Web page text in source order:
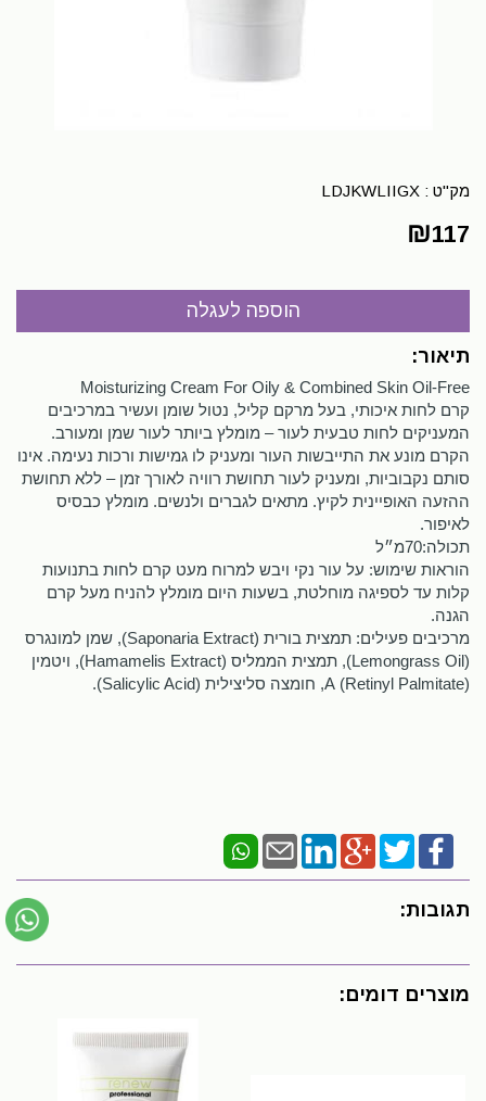
מק"ט : LDJKWLIIGX
₪117
תיאור:
Moisturizing Cream For Oily & Combined Skin Oil-Free
קרם לחות איכותי, בעל מרקם קליל, נטול שומן ועשיר במרכיבים
המעניקים לחות טבעית לעור – מומלץ ביותר לעור שמן ומעורב.
הקרם מונע את התייבשות העור ומעניק לו גמישות ורכות נעימה. אינו
סותם נקבוביות, ומעניק לעור תחושת רוויה לאורך זמן – ללא תחושת
ההזעה האופיינית לקיץ. מתאים לגברים ולנשים. מומלץ כבסיס
לאיפור.
תכולה:70מ״ל
הוראות שימוש: על עור נקי ויבש למרוח מעט קרם לחות בתנועות
קלות עד לספיגה מוחלטת, בשעות היום מומלץ להניח מעל קרם
הגנה.
מרכיבים פעילים: תמצית בורית (Saponaria Extract), שמן למונגרס
(Lemongrass Oil), תמצית הממליס (Hamamelis Extract), ויטמין
A (Retinyl Palmitate), חומצה סליצילית (Salicylic Acid).
תגובות:
מוצרים דומים: